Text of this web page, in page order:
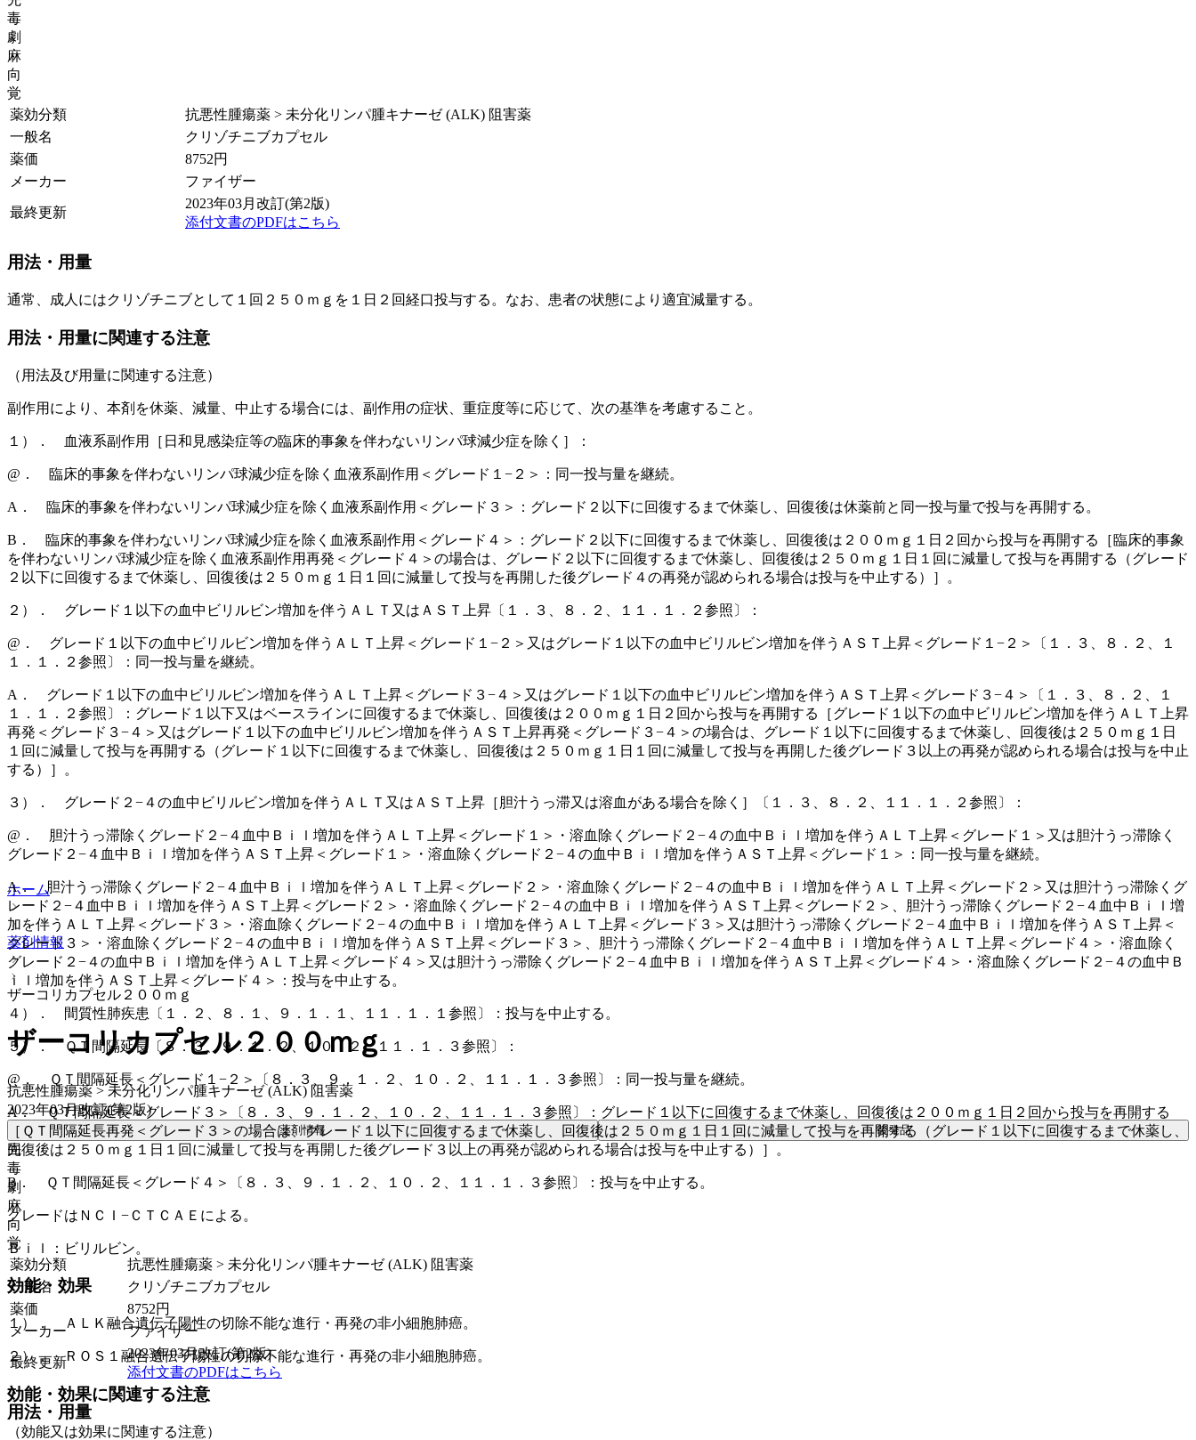
毒
劇
麻
向
覚
薬効分類
抗悪性腫瘍薬 > 未分化リンパ腫キナーゼ (ALK) 阻害薬
一般名
クリゾチニブカプセル
薬価
8752円
メーカー
ファイザー
最終更新
2023年03月改訂(第2版)
添付文書のPDFはこちら
用法・用量
通常、成人にはクリゾチニブとして１回２５０ｍｇを１日２回経口投与する。なお、患者の状態により適宜減量する。
用法・用量に関連する注意
（用法及び用量に関連する注意）
副作用により、本剤を休薬、減量、中止する場合には、副作用の症状、重症度等に応じて、次の基準を考慮すること。
１）． 血液系副作用［日和見感染症等の臨床的事象を伴わないリンパ球減少症を除く］：
@． 臨床的事象を伴わないリンパ球減少症を除く血液系副作用＜グレード１−２＞：同一投与量を継続。
A． 臨床的事象を伴わないリンパ球減少症を除く血液系副作用＜グレード３＞：グレード２以下に回復するまで休薬し、回復後は休薬前と同一投与量で投与を再開する。
B． 臨床的事象を伴わないリンパ球減少症を除く血液系副作用＜グレード４＞：グレード２以下に回復するまで休薬し、回復後は２００ｍｇ１日２回から投与を再開する［臨床的事象
を伴わないリンパ球減少症を除く血液系副作用再発＜グレード４＞の場合は、グレード２以下に回復するまで休薬し、回復後は２５０ｍｇ１日１回に減量して投与を再開する（グレード
２以下に回復するまで休薬し、回復後は２５０ｍｇ１日１回に減量して投与を再開した後グレード４の再発が認められる場合は投与を中止する）］。
２）． グレード１以下の血中ビリルビン増加を伴うＡＬＴ又はＡＳＴ上昇〔１．３、８．２、１１．１．２参照〕：
@． グレード１以下の血中ビリルビン増加を伴うＡＬＴ上昇＜グレード１−２＞又はグレード１以下の血中ビリルビン増加を伴うＡＳＴ上昇＜グレード１−２＞〔１．３、８．２、１
１．１．２参照〕：同一投与量を継続。
A． グレード１以下の血中ビリルビン増加を伴うＡＬＴ上昇＜グレード３−４＞又はグレード１以下の血中ビリルビン増加を伴うＡＳＴ上昇＜グレード３−４＞〔１．３、８．２、１
１．１．２参照〕：グレード１以下又はベースラインに回復するまで休薬し、回復後は２００ｍｇ１日２回から投与を再開する［グレード１以下の血中ビリルビン増加を伴うＡＬＴ上昇
再発＜グレード３−４＞又はグレード１以下の血中ビリルビン増加を伴うＡＳＴ上昇再発＜グレード３−４＞の場合は、グレード１以下に回復するまで休薬し、回復後は２５０ｍｇ１日
１回に減量して投与を再開する（グレード１以下に回復するまで休薬し、回復後は２５０ｍｇ１日１回に減量して投与を再開した後グレード３以上の再発が認められる場合は投与を中止
する）］。
３）． グレード２−４の血中ビリルビン増加を伴うＡＬＴ又はＡＳＴ上昇［胆汁うっ滞又は溶血がある場合を除く］〔１．３、８．２、１１．１．２参照〕：
@． 胆汁うっ滞除くグレード２−４血中Ｂｉｌ増加を伴うＡＬＴ上昇＜グレード１＞・溶血除くグレード２−４の血中Ｂｉｌ増加を伴うＡＬＴ上昇＜グレード１＞又は胆汁うっ滞除く
グレード２−４血中Ｂｉｌ増加を伴うＡＳＴ上昇＜グレード１＞・溶血除くグレード２−４の血中Ｂｉｌ増加を伴うＡＳＴ上昇＜グレード１＞：同一投与量を継続。
A． 胆汁うっ滞除くグレード２−４血中Ｂｉｌ増加を伴うＡＬＴ上昇＜グレード２＞・溶血除くグレード２−４の血中Ｂｉｌ増加を伴うＡＬＴ上昇＜グレード２＞又は胆汁うっ滞除くグ
レード２−４血中Ｂｉｌ増加を伴うＡＳＴ上昇＜グレード２＞・溶血除くグレード２−４の血中Ｂｉｌ増加を伴うＡＳＴ上昇＜グレード２＞、胆汁うっ滞除くグレード２−４血中Ｂｉｌ増
加を伴うＡＬＴ上昇＜グレード３＞・溶血除くグレード２−４の血中Ｂｉｌ増加を伴うＡＬＴ上昇＜グレード３＞又は胆汁うっ滞除くグレード２−４血中Ｂｉｌ増加を伴うＡＳＴ上昇＜
グレード３＞・溶血除くグレード２−４の血中Ｂｉｌ増加を伴うＡＳＴ上昇＜グレード３＞、胆汁うっ滞除くグレード２−４血中Ｂｉｌ増加を伴うＡＬＴ上昇＜グレード４＞・溶血除く
グレード２−４の血中Ｂｉｌ増加を伴うＡＬＴ上昇＜グレード４＞又は胆汁うっ滞除くグレード２−４血中Ｂｉｌ増加を伴うＡＳＴ上昇＜グレード４＞・溶血除くグレード２−４の血中Ｂ
ｉｌ増加を伴うＡＳＴ上昇＜グレード４＞：投与を中止する。
４）． 間質性肺疾患〔１．２、８．１、９．１．１、１１．１．１参照〕：投与を中止する。
５）． ＱＴ間隔延長〔８．３、９．１．２、１０．２、１１．１．３参照〕：
@． ＱＴ間隔延長＜グレード１−２＞〔８．３、９．１．２、１０．２、１１．１．３参照〕：同一投与量を継続。
A． ＱＴ間隔延長＜グレード３＞〔８．３、９．１．２、１０．２、１１．１．３参照〕：グレード１以下に回復するまで休薬し、回復後は２００ｍｇ１日２回から投与を再開する
［ＱＴ間隔延長再発＜グレード３＞の場合は、グレード１以下に回復するまで休薬し、回復後は２５０ｍｇ１日１回に減量して投与を再開する（グレード１以下に回復するまで休薬し、
回復後は２５０ｍｇ１日１回に減量して投与を再開した後グレード３以上の再発が認められる場合は投与を中止する）］。
B． ＱＴ間隔延長＜グレード４＞〔８．３、９．１．２、１０．２、１１．１．３参照〕：投与を中止する。
グレードはＮＣＩ−ＣＴＣＡＥによる。
Ｂｉｌ：ビリルビン。
効能・効果
１）． ＡＬＫ融合遺伝子陽性の切除不能な進行・再発の非小細胞肺癌。
２）． ＲＯＳ１融合遺伝子陽性の切除不能な進行・再発の非小細胞肺癌。
効能・効果に関連する注意
（効能又は効果に関連する注意）
ホーム
薬剤情報
ザーコリカプセル２００ｍｇ
ザーコリカプセル２００ｍｇ
抗悪性腫瘍薬 > 未分化リンパ腫キナーゼ (ALK) 阻害薬
2023年03月改訂(第2版)
薬剤情報 後発品
先
毒
劇
麻
向
覚
薬効分類
抗悪性腫瘍薬 > 未分化リンパ腫キナーゼ (ALK) 阻害薬
一般名
クリゾチニブカプセル
薬価
8752円
メーカー
ファイザー
最終更新
2023年03月改訂(第2版)
添付文書のPDFはこちら
用法・用量